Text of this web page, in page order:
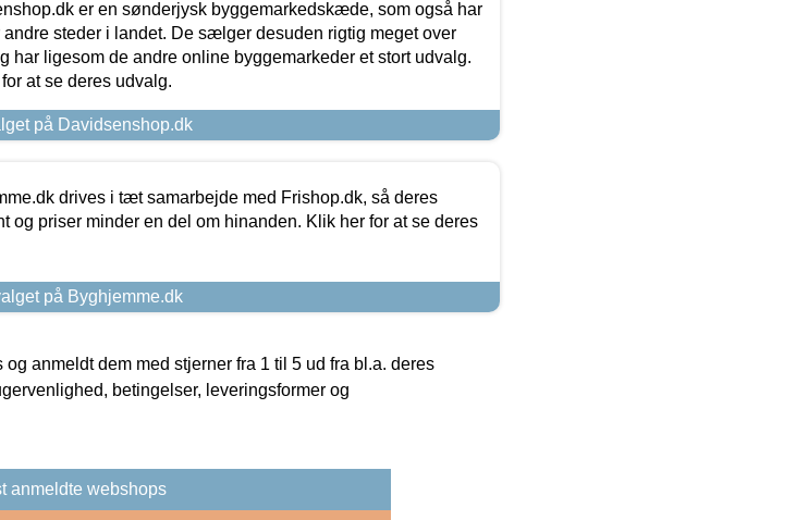
er en sønderjysk byggemarkedskæde, som også har
andre steder i landet. De sælger desuden rigtig meget over
har ligesom de andre online byggemarkeder et stort udvalg.
at se deres udvalg.
på Davidsenshop.dk
drives i tæt samarbejde med Frishop.dk, så deres
og priser minder en del om hinanden. Klik her for at se deres
på Byghjemme.dk
anmeldt dem med stjerner fra 1 til 5 ud fra bl.a. deres
betingelser, leveringsformer og
anmeldte webshops